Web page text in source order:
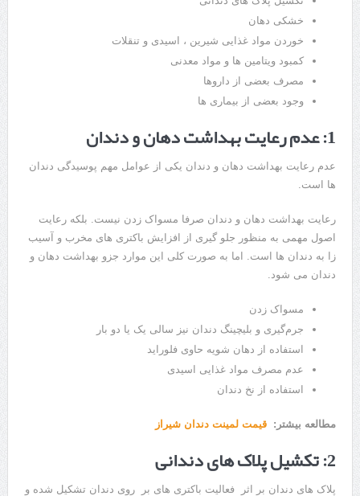
خشکی دهان
خوردن مواد غذایی شیرین ، اسیدی و تنقلات
کمبود ویتامین ها و مواد معدنی
مصرف بعضی از داروها
وجود بعضی از بیماری ها
1: عدم رعایت بهداشت دهان و دندان
عدم رعایت بهداشت دهان و دندان یکی از عوامل مهم پوسیدگی دندان
ها است.
رعایت بهداشت دهان و دندان صرفا مسواک زدن نیست. بلکه رعایت
اصول مهمی به منظور جلو گیری از افزایش باکتری های مخرب و آسیب
زا به دندان ها است. اما به صورت کلی این موارد جزو بهداشت دهان و
دندان می شود.
مسواک زدن
جرم‌گیری و بلیچینگ دندان نیز سالی یک یا دو بار
استفاده از دهان شویه حاوی فلوراید
عدم مصرف مواد غذایی اسیدی
استفاده از نخ دندان
مطالعه بیشتر: قیمت لمینت دندان شیراز
2: تکشیل پلاک های دندانی
پلاک های دندان بر اثر فعالیت باکتری های بر روی دندان تشکیل شده و